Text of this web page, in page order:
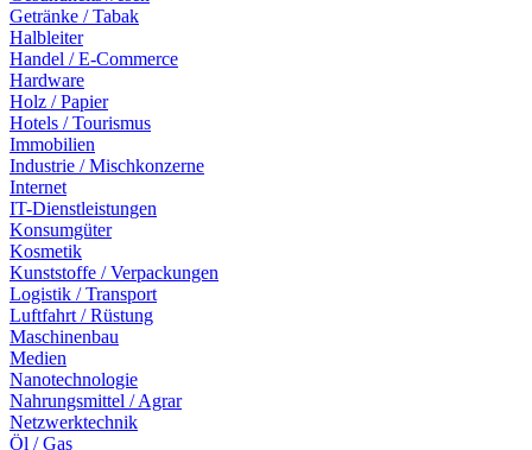
Getränke / Tabak
Halbleiter
Handel / E-Commerce
Hardware
Holz / Papier
Hotels / Tourismus
Immobilien
Industrie / Mischkonzerne
Internet
IT-Dienstleistungen
Konsumgüter
Kosmetik
Kunststoffe / Verpackungen
Logistik / Transport
Luftfahrt / Rüstung
Maschinenbau
Medien
Nanotechnologie
Nahrungsmittel / Agrar
Netzwerktechnik
Öl / Gas